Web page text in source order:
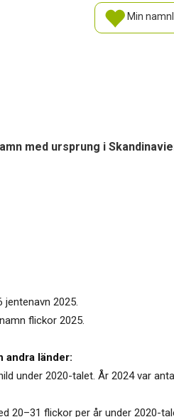
Min
med ursprung i
jentenavn 2025.
flickor 2025.
andra länder:
under 2020-talet. År 2024 var
20–31 flickor per år under 2020-